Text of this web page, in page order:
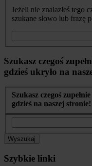
Jeżeli nie znalazłeś tego
szukane słowo lub frazę
Szukasz czegoś
gdzieś ukryło na
Szukasz czegoś
gdzieś na naszej stronie!
Wyszukaj
Szybkie linki